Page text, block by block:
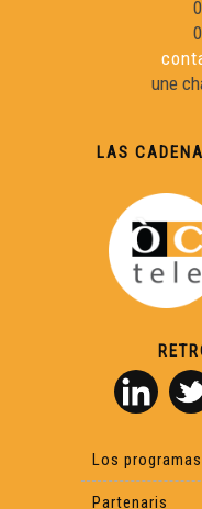
ÒC Kay -
ÒC Kay -
ÒC Kay -
ÒC Kay -
ÒC Kay -
une
LAS
Los
Partenaris